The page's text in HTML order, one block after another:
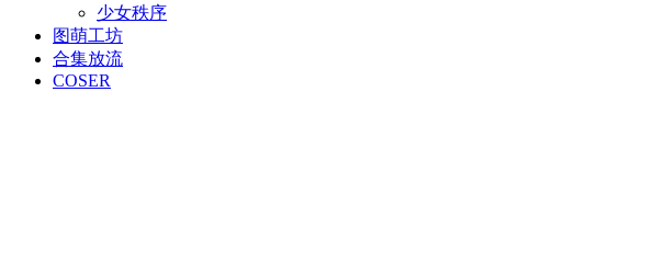
少女秩序
图萌工坊
合集放流
COSER